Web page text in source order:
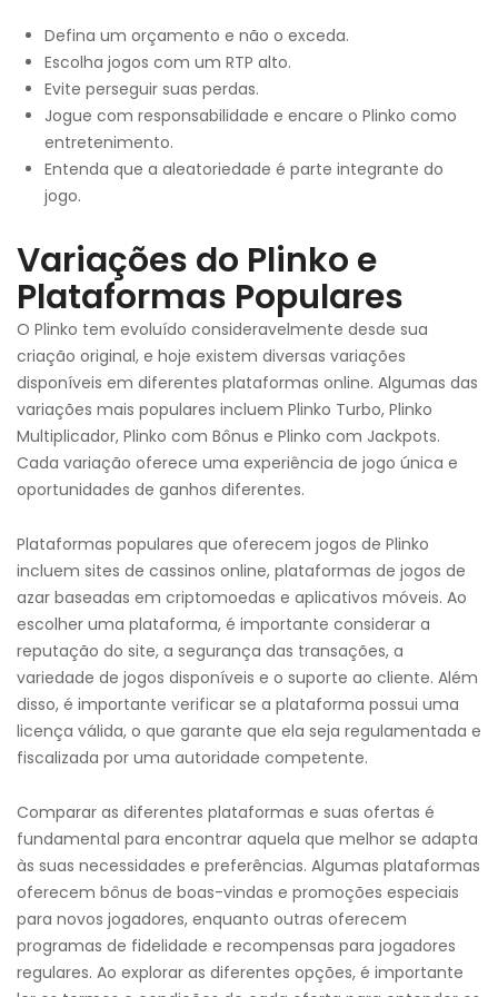
Defina um orçamento e não o exceda.
Escolha jogos com um RTP alto.
Evite perseguir suas perdas.
Jogue com responsabilidade e encare o Plinko como
entretenimento.
Entenda que a aleatoriedade é parte integrante do
jogo.
Variações do Plinko e
Plataformas Populares
O Plinko tem evoluído consideravelmente desde sua
criação original, e hoje existem diversas variações
disponíveis em diferentes plataformas online. Algumas das
variações mais populares incluem Plinko Turbo, Plinko
Multiplicador, Plinko com Bônus e Plinko com Jackpots.
Cada variação oferece uma experiência de jogo única e
oportunidades de ganhos diferentes.
Plataformas populares que oferecem jogos de Plinko
incluem sites de cassinos online, plataformas de jogos de
azar baseadas em criptomoedas e aplicativos móveis. Ao
escolher uma plataforma, é importante considerar a
reputação do site, a segurança das transações, a
variedade de jogos disponíveis e o suporte ao cliente. Além
disso, é importante verificar se a plataforma possui uma
licença válida, o que garante que ela seja regulamentada e
fiscalizada por uma autoridade competente.
Comparar as diferentes plataformas e suas ofertas é
fundamental para encontrar aquela que melhor se adapta
às suas necessidades e preferências. Algumas plataformas
oferecem bônus de boas-vindas e promoções especiais
para novos jogadores, enquanto outras oferecem
programas de fidelidade e recompensas para jogadores
regulares. Ao explorar as diferentes opções, é importante